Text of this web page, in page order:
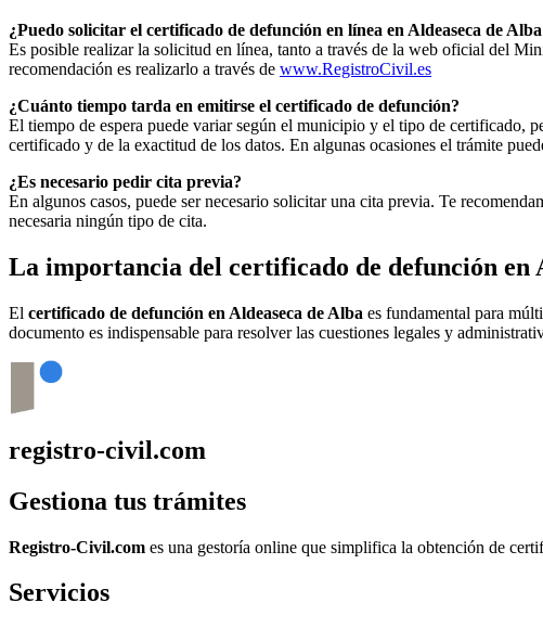
¿Puedo solicitar el certificado de defunción en línea en Aldeaseca de Alba
Es posible realizar la solicitud en línea, tanto a través de la web oficial del
recomendación es realizarlo a través de www.RegistroCivil.es
¿Cuánto tiempo tarda en emitirse el certificado de defunción?
El tiempo de espera puede variar según el municipio y el tipo de certificado,
certificado y de la exactitud de los datos. En algunas ocasiones el trámite
¿Es necesario pedir cita previa?
En algunos casos, puede ser necesario solicitar una cita previa. Te
necesaria ningún tipo de cita.
La importancia del certificado de defunción en
El certificado de defunción en Aldeaseca de Alba es fundamental para
documento es indispensable para resolver las cuestiones legales y
registro-civil.com
Gestiona tus trámites
Registro-Civil.com es una gestoría online que simplifica la obtención de
Servicios